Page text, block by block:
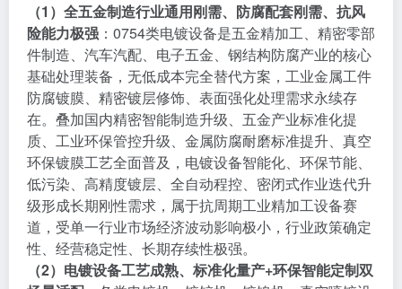
（1）全五金制造行业通用刚需、防腐配套刚需、抗风
险能力极强 ：0754类电镀设备是五金精加工、精密零部
件制造、汽车汽配、电子五金、钢结构防腐产业的核心
基础处理装备，无低成本完全替代方案，工业金属工件
防腐镀膜、精密镀层修饰、表面强化处理需求永续存
在。叠加国内精密智能制造升级、五金产业标准化提
质、工业环保管控升级、金属防腐耐磨标准提升、真空
环保镀膜工艺全面普及，电镀设备智能化、环保节能、
低污染、高精度镀层、全自动程控、密闭式作业迭代升
级形成长期刚性需求，属于抗周期工业精加工设备赛
道，受单一行业市场经济波动影响极小，行业政策确定
性、经营稳定性、长期存续性极强。
（2）电镀设备工艺成熟、标准化量产+环保智能定制双